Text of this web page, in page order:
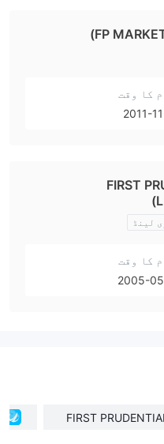
FP
کا وقت
2011-
FIRST
لینڈ
کا وقت
2005-
FIRST